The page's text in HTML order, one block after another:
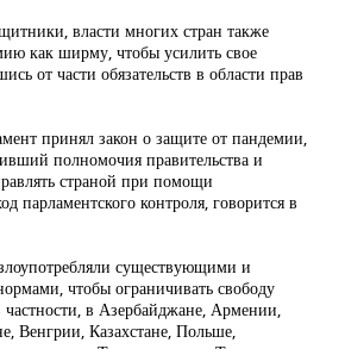
власти многих стран также
как ширму, чтобы усилить свое
от части обязательств в области прав
принял закон о защите от пандемии,
полномочия правительства и
страной при помощи
парламентского контроля, говорится в
существующими и
чтобы ограничивать свободу
в Азербайджане, Армении,
Венгрии, Казахстане, Польше,